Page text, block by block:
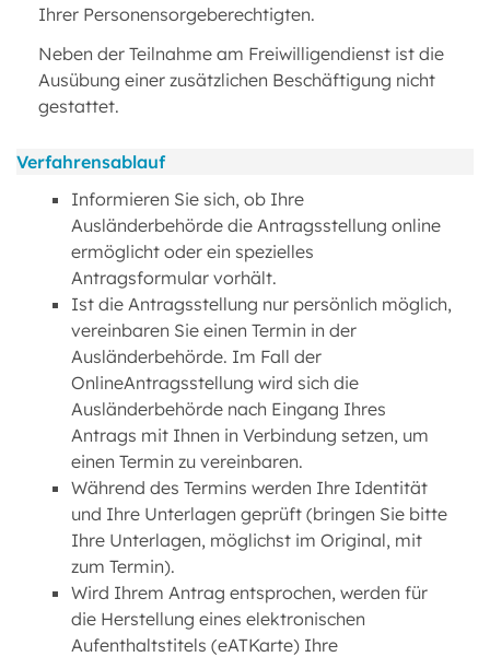
Ihrer Personensorgeberechtigten.
Neben der Teilnahme am Freiwilligendienst ist die
Ausübung einer zusätzlichen Beschäftigung nicht
gestattet.
Verfahrensablauf
Informieren Sie sich, ob Ihre
Ausländerbehörde die Antragsstellung online
ermöglicht oder ein spezielles
Antragsformular vorhält.
Ist die Antragsstellung nur persönlich möglich,
vereinbaren Sie einen Termin in der
Ausländerbehörde. Im Fall der
OnlineAntragsstellung wird sich die
Ausländerbehörde nach Eingang Ihres
Antrags mit Ihnen in Verbindung setzen, um
einen Termin zu vereinbaren.
Während des Termins werden Ihre Identität
und Ihre Unterlagen geprüft (bringen Sie bitte
Ihre Unterlagen, möglichst im Original, mit
zum Termin).
Wird Ihrem Antrag entsprochen, werden für
die Herstellung eines elektronischen
Aufenthaltstitels (eATKarte) Ihre